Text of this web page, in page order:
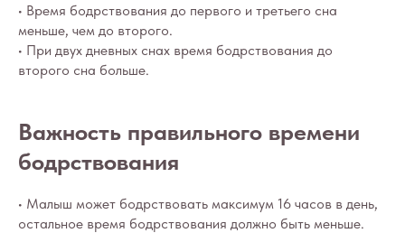
• Время бодрствования до первого и третьего сна
меньше, чем до второго.
• При двух дневных снах время бодрствования до
второго сна больше.
Важность правильного времени
бодрствования
• Малыш может бодрствовать максимум 16 часов в день,
остальное время бодрствования должно быть меньше.